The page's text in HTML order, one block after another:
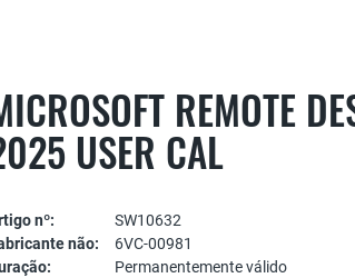
REMOTE
USER CAL
nº:
SW10632
não:
6VC-00981
Permanentemente válido